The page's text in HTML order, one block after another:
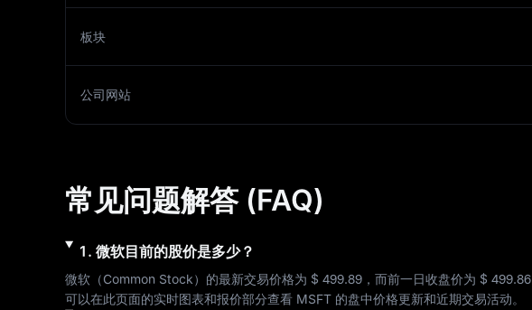
板块
公司网站
常见问题解答 (FAQ)
1 . 微软目前的股价是多少？
微软 （Common Stock）的最新交易价格为 $ 499.89 ，而前一日收盘价为 $ 499.86
可以在此页面的实时图表和报价部分查看 MSFT 的盘中价格更新和近期交易活动。